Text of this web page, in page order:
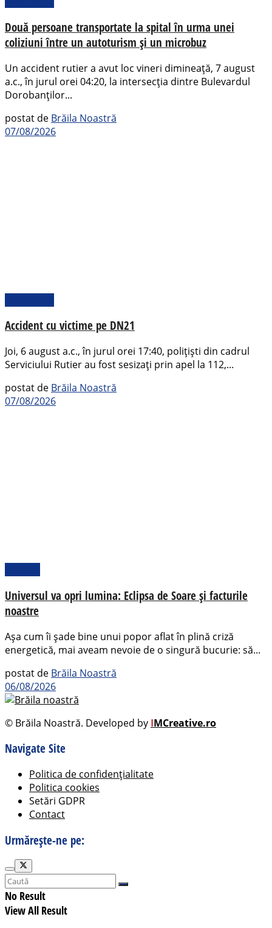
Două persoane transportate la spital în urma unei
coliziuni între un autoturism și un microbuz
Un accident rutier a avut loc vineri dimineață, 7 august
a.c., în jurul orei 04:20, la intersecția dintre Bulevardul
Dorobanților...
postat de Brăila Noastră
07/08/2026
Accident cu victime pe DN21
Joi, 6 august a.c., în jurul orei 17:40, polițiști din cadrul
Serviciului Rutier au fost sesizați prin apel la 112,...
postat de Brăila Noastră
07/08/2026
Universul va opri lumina: Eclipsa de Soare și facturile
noastre
Așa cum îi șade bine unui popor aflat în plină criză
energetică, mai aveam nevoie de o singură bucurie: să...
postat de Brăila Noastră
06/08/2026
© Brăila Noastră. Developed by IMCreative.ro
Navigate Site
Politica de confidențialitate
Politica cookies
Setări GDPR
Contact
Urmărește-ne pe:
No Result
View All Result